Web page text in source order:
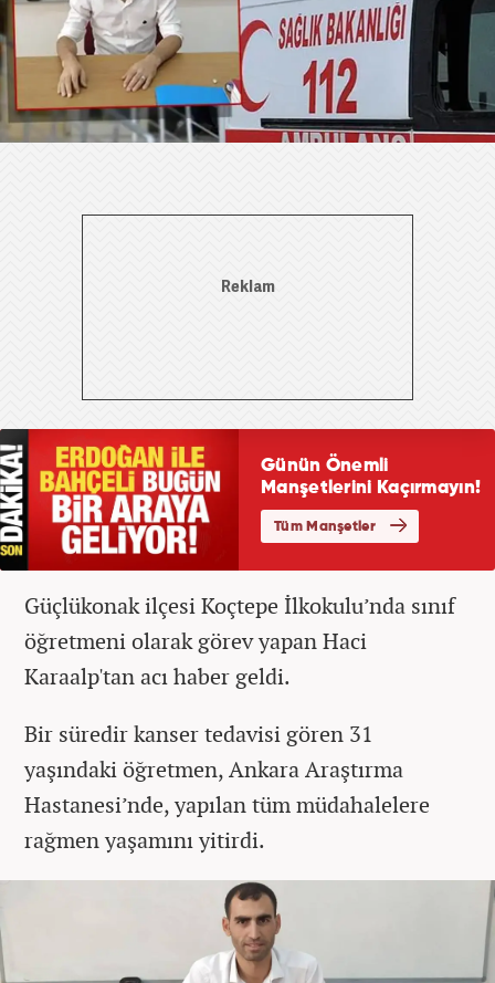
Güçlükonak ilçesi Koçtepe İlkokulu’nda sınıf
öğretmeni olarak görev yapan Haci
Karaalp'tan acı haber geldi.
Bir süredir kanser tedavisi gören 31
yaşındaki öğretmen, Ankara Araştırma
Hastanesi’nde, yapılan tüm müdahalelere
rağmen yaşamını yitirdi.